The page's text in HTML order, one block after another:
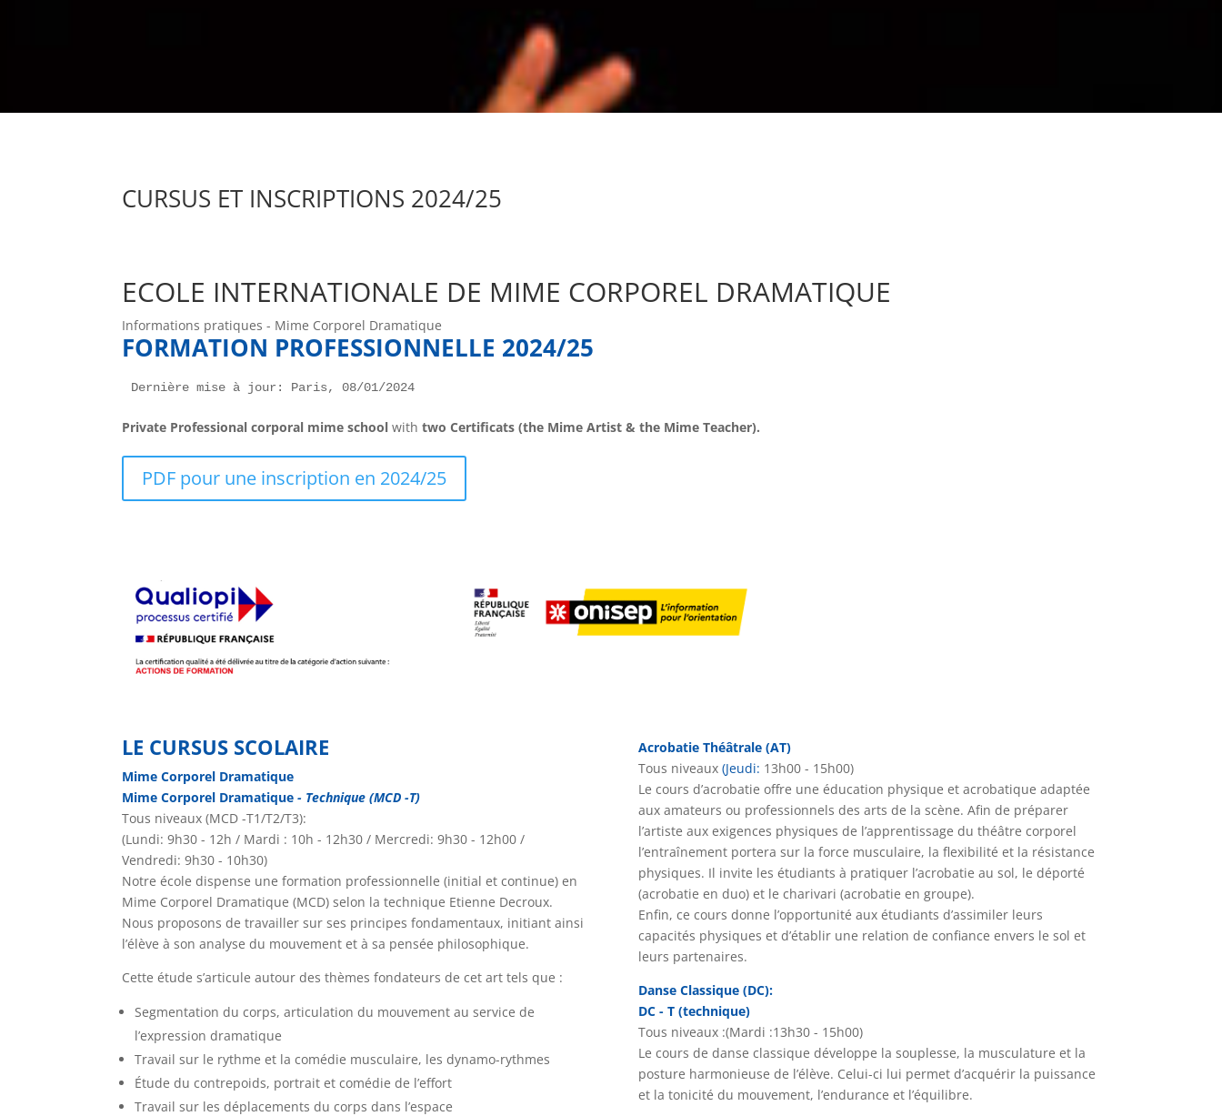
CURSUS ET INSCRIPTIONS 2024/25
ECOLE INTERNATIONALE DE MIME CORPOREL DRAMATIQUE
Informations pratiques - Mime Corporel Dramatique
FORMATION PROFESSIONNELLE 2024/25
Private Professional corporal mime school withtwo Certificats (the Mime Artist & the Mime Teacher).
PDF pour une inscription en 2024/25
LE CURSUS SCOLAIRE
Mime Corporel Dramatique
Mime Corporel Dramatique- Technique (MCD -T)
Tous niveaux (MCD -T1/T2/T3):
(Lundi: 9h30 - 12h / Mardi : 10h - 12h30 / Mercredi: 9h30 - 12h00 /
Vendredi: 9h30 - 10h30)
Notre école dispense une formation professionnelle (initial et continue) en
Mime Corporel Dramatique (MCD) selon la technique Etienne Decroux.
Nous proposons de travailler sur ses principes fondamentaux, initiant ainsi
l’élève à son analyse du mouvement et à sa pensée philosophique.
Cette étude s’articule autour des thèmes fondateurs de cet art tels que :
Segmentation du corps, articulation du mouvement au service de
l’expression dramatique
Travail sur le rythme et la comédie musculaire, les dynamo-rythmes
Étude du contrepoids, portrait et comédie de l’effort
Travail sur les déplacements du corps dans l’espace
Acrobatie Théâtrale (AT)
Tous niveaux (Jeudi: 13h00 - 15h00)
Le cours d’acrobatie offre une éducation physique et acrobatique adaptée
aux amateurs ou professionnels des arts de la scène. Afin de préparer
l’artiste aux exigences physiques de l’apprentissage du théâtre corporel
l’entraînement portera sur la force musculaire, la flexibilité et la résistance
physiques. Il invite les étudiants à pratiquer l’acrobatie au sol, le déporté
(acrobatie en duo) et le charivari (acrobatie en groupe).
Enfin, ce cours donne l’opportunité aux étudiants d’assimiler leurs
capacités physiques et d’établir une relation de confiance envers le sol et
leurs partenaires.
Danse Classique (DC):
DC - T (technique)
Tous niveaux :(Mardi :13h30 - 15h00)
Le cours de danse classique développe la souplesse, la musculature et la
posture harmonieuse de l’élève. Celui-ci lui permet d’acquérir la puissance
et la tonicité du mouvement, l’endurance et l’équilibre.